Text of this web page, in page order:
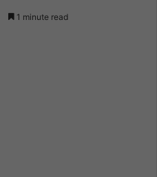
1 minute read